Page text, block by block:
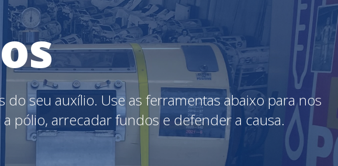
seu auxílio. Use as ferramentas abaixo para nos
pólio, arrecadar fundos e defender a causa.